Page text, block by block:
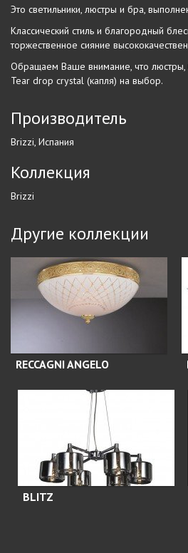
Это светильники, люстры и бра,
Классический стиль и благородный
торжественное сияние
Обращаем Ваше внимание, что люстры,
Tear drop crystal (капля) на выбор.
Производитель
Brizzi, Испания
Коллекция
Brizzi
Другие коллекции
RECCAGNI ANGELO
BLITZ